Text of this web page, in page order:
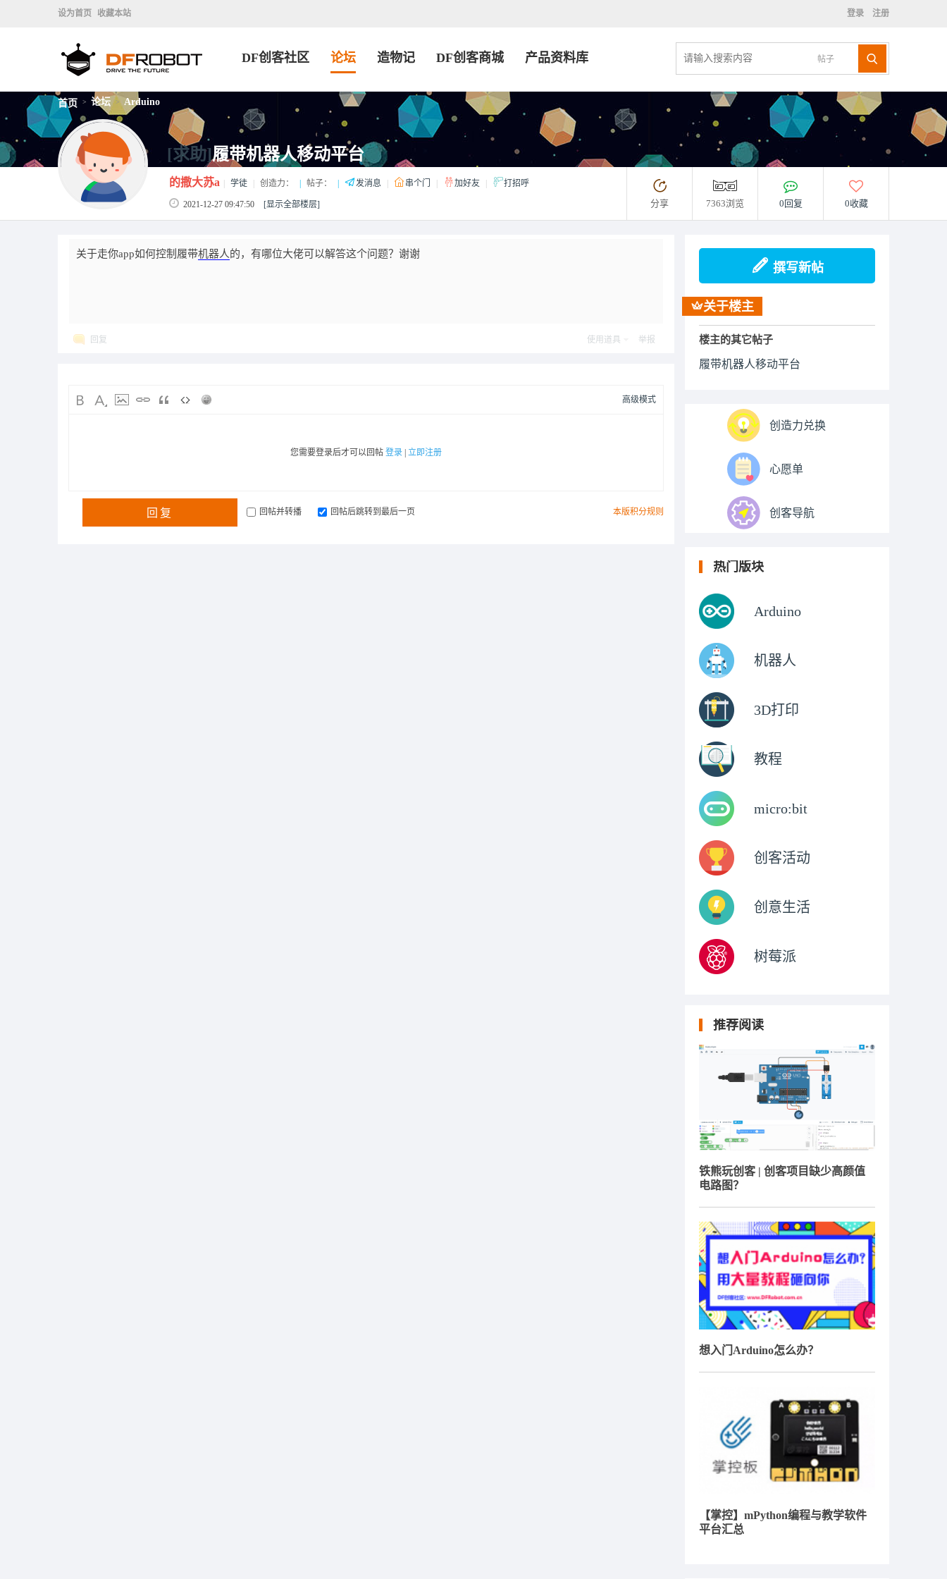
设为首页 收藏本站 登录 注册
帖子
DF创客社区 论坛 造物记 DF创客商城 产品资料库
首页 > 论坛 > Arduino
[求助]履带机器人移动平台
的撒大苏a 学徒 创造力： 帖子： 发消息 串个门 加好友 打招呼
2021-12-27 09:47:50 [显示全部楼层] 分享 7363浏览 0回复 0收藏
关于走你app如何控制履带机器人的，有哪位大佬可以解答这个问题？谢谢
回复 使用道具 举报
高级模式
您需要登录后才可以回帖 登录 立即注册
本版积分规则
回复 回帖并转播 回帖后跳转到最后一页
撰写新帖
关于楼主
楼主的其它帖子
履带机器人移动平台
创造力兑换
心愿单
创客导航
热门版块
Arduino
机器人
3D打印
教程
micro:bit
创客活动
创意生活
树莓派
推荐阅读
铁熊玩创客 | 创客项目缺少高颜值
电路图？
想入门Arduino怎么办？
【掌控】mPython编程与教学软件
平台汇总